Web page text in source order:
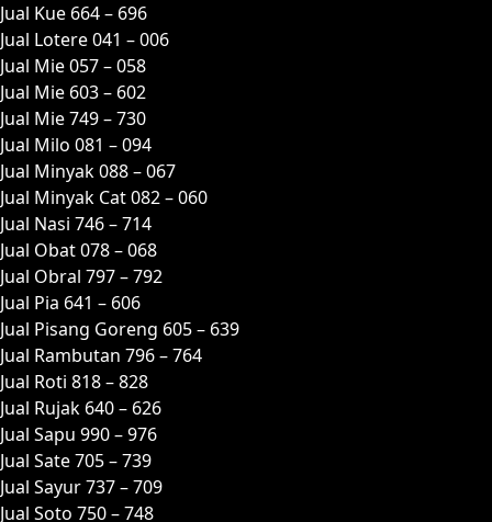
Jual Kue 664 – 696
Jual Lotere 041 – 006
Jual Mie 057 – 058
Jual Mie 603 – 602
Jual Mie 749 – 730
Jual Milo 081 – 094
Jual Minyak 088 – 067
Jual Minyak Cat 082 – 060
Jual Nasi 746 – 714
Jual Obat 078 – 068
Jual Obral 797 – 792
Jual Pia 641 – 606
Jual Pisang Goreng 605 – 639
Jual Rambutan 796 – 764
Jual Roti 818 – 828
Jual Rujak 640 – 626
Jual Sapu 990 – 976
Jual Sate 705 – 739
Jual Sayur 737 – 709
Jual Soto 750 – 748